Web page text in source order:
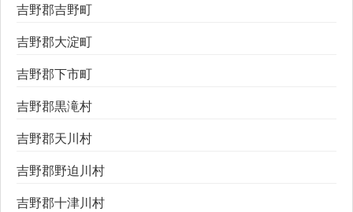
吉野郡吉野町
吉野郡大淀町
吉野郡下市町
吉野郡黒滝村
吉野郡天川村
吉野郡野迫川村
吉野郡十津川村